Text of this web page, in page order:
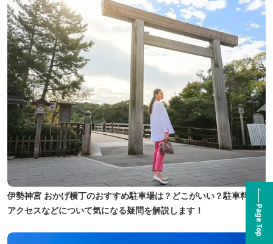
伊勢神宮 おかげ横丁のおすすめ駐車場は？どこがいい？駐車料金や
アクセスなどについて気になる疑問を解説します！
Page Top